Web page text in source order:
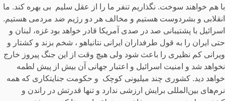
با هم خواهند سوخت. نگذاریم تنفر ما را از عقل سلیم بی بهره کند. ما
انقلابی و بشردوست هستیم و مخالف هر دو رژیم ضد مردمی هستیم.
اسرائیل با پشتیبانی صد در صدی آمریکا قادر خواهد بود غزه، لبنان و
حتی ایران را به قول طرفداران ایرانی نتانیاهو ، شخم بزند و کشتار و
ویرانی کم نظیری را باعث شود ولی هیچ وقت از این جنگ پیروز خارج
نخواهد شد و امنیت اسرائیل و اعتبار جهانی آن بیش از پیش لطمه
خواهد دید. کشوری چند میلیونی کوچک و حکومت جنایتکاری که همه
نرم‌های بین‌المللی برایش ارزشی ندارد و تنها قدرتش در راندن و